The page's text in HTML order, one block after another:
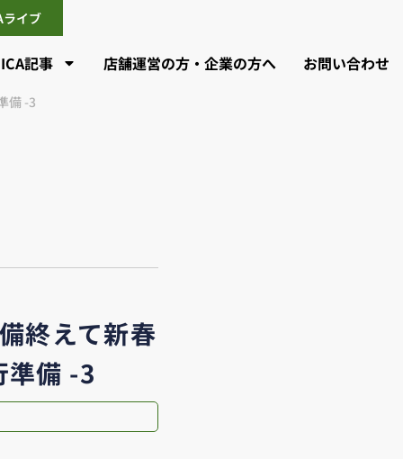
ライブ
記事 店舗運営の方・企業の方へ お問い合わせ
備 -3
終えて新春
準備 -3